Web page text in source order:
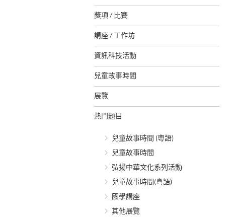
獎項 / 比賽
講座 / 工作坊
資訊科技活動
兒童故事時間
展覽
熱門題目
兒童故事時間 (粵語)
兒童故事時間
弘揚中華文化系列活動
兒童故事時間(粵語)
國學講座
其他展覽